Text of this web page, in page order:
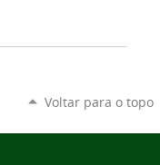
Voltar para o topo